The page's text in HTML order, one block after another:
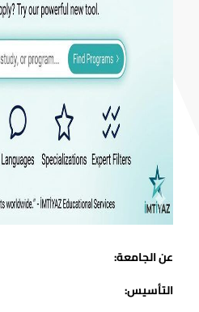
عن الجامعة:
التأسيس: